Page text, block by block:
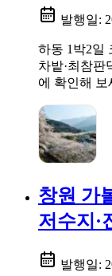
발행일:
하동 1박2일
차밭·최참판
에 확인해 보
창원 가
저수지·
발행일: